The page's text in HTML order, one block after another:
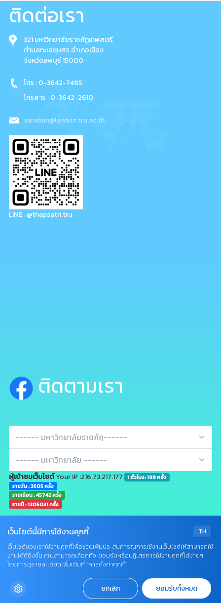
ติดต่อเรา
321 มหาวิทยาลัยราชภัฏเทพสตรี
ตำบลทะเลชุบศร อำเภอเมือง
จังหวัดลพบุรี 15000
โทร : 0-3642-7485
โทรสาร : 0-3642-2610
saraban@lawasri.tru.ac.th
LINE : @thepsatri.tru
ติดตามเรา
ผู้เข้าชมเว็บไซต์Your IP :216.73.217.177
1 ชั่วโมง: 199 ครั้ง
รายวัน : 3505 ครั้ง
รายเดือน : 45742 ครั้ง
รายปี : 1205031 ครั้ง
• Sitemap • Terms & Conditions
© All Rights Reserved, Company LTD
TH
เว็บไซต์นี้มีการใช้งานคุกกี้
เว็บไซต์ของเราใช้งานคุกกี้เพื่อช่วยเพิ่มประสบการณ์การใช้งานเว็บไซต์ให้สามารถใช้
งานได้ดียิ่งขึ้น คุณสามารถเลือกที่จะยอมรับหรือปฏิเสธการใช้งานคุกกี้ได้ง่ายๆ
โดยการดูรายละเอียดเพิ่มเติมที่ “การตั้งค่าคุกกี้”
ยกเลิก ยอมรับทั้งหมด